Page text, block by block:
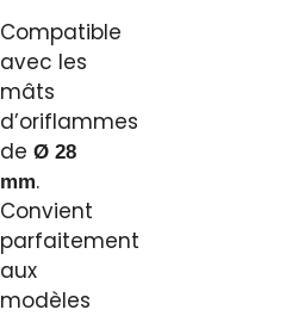
Compatible
avec les
mâts
d’oriflammes
de Ø 28
mm.
Convient
parfaitement
aux
modèles